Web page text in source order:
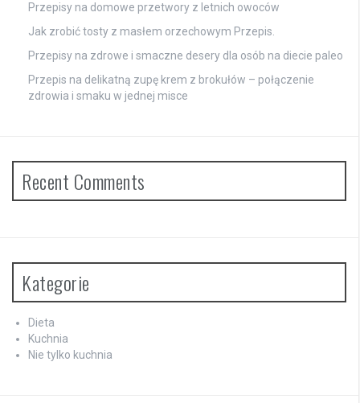
Przepisy na domowe przetwory z letnich owoców
Jak zrobić tosty z masłem orzechowym Przepis.
Przepisy na zdrowe i smaczne desery dla osób na diecie paleo
Przepis na delikatną zupę krem z brokułów – połączenie
zdrowia i smaku w jednej misce
Recent Comments
Kategorie
Dieta
Kuchnia
Nie tylko kuchnia